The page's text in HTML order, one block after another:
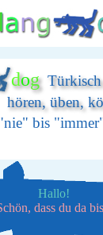
dogTürkisch
hören, üben,
bis
Hallo!
dass du da